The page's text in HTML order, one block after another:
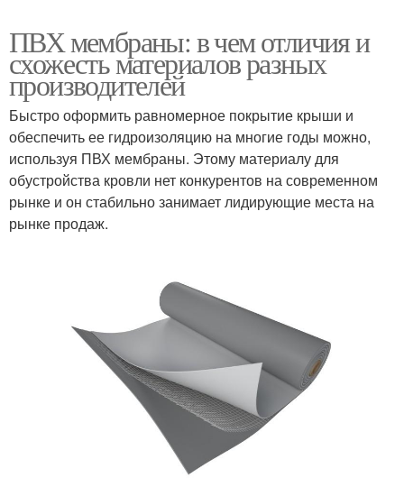
ПВХ мембраны: в чем отличия и
схожесть материалов разных
производителей
Быстро оформить равномерное покрытие крыши и
обеспечить ее гидроизоляцию на многие годы можно,
используя ПВХ мембраны. Этому материалу для
обустройства кровли нет конкурентов на современном
рынке и он стабильно занимает лидирующие места на
рынке продаж.